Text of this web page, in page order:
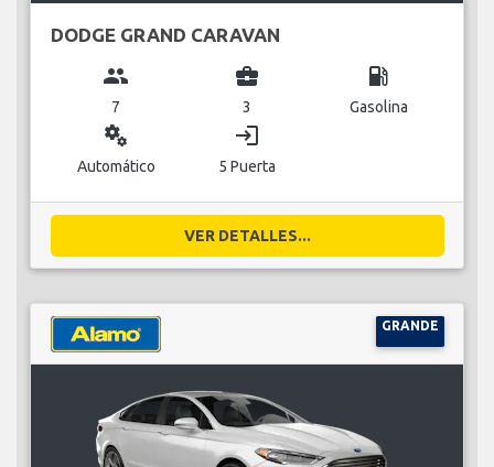
DODGE GRAND CARAVAN
group
7
business_center
3
local_gas_station
Gasolina
miscellaneous_services
Automático
login
5 Puerta
VER DETALLES...
GRANDE